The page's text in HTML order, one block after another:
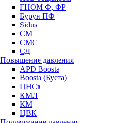
ГНОМ Ф, ФР
Бурун ПФ
Sidus
СМ
СМС
СД
Повышение давления
APD Boosta
Boosta (Буста)
ЦНСв
КМЛ
КМ
ЦВК